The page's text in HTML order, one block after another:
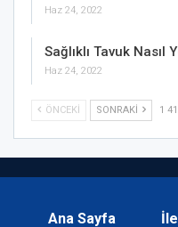
Haz 24, 2022
Sağlıklı Tavuk
Haz 24, 2022
ÖNCEKI SONRAKI 1 41
Ana Sayfa